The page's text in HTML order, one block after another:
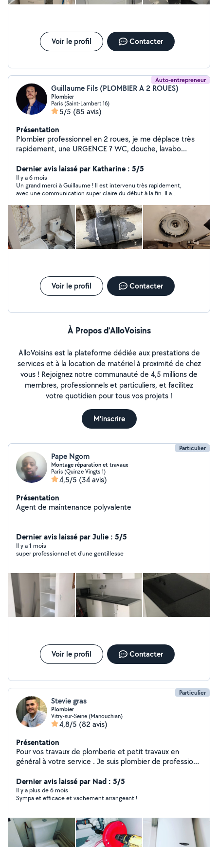
Voir le profil Contacter
Auto-entrepreneur
Guillaume Fils (PLOMBIER A 2 ROUES)
Plombier
Paris (Saint-Lambert 16)
5/5 (85 avis)
Présentation
Plombier professionnel en 2 roues, je me déplace très
rapidement, une URGENCE ? WC, douche, lavabo
également la rénovation ou la création de réseau d'eau
dans les cuisines et salle de bain. Rénovation complète
de votre salle de bain, WC, cuisine avec devis sérieux et
détaillé. Installation WC, lavabo, ballon, robinetterie,
etc.. À bientôt. Google : Plombier à 2 roues
https://g.co/kgs/q4GquXf PS: Il est possible que je ne
puisse répondre à certaines demandes privées, si vous
êtes hors de mon périmètre de 5km. Dans ce cas
n'hésitez pas à me téléphoner directement. Merci
Dernier avis laissé par Katharine : 5/5
Il y a 6 mois
Un grand merci à Guillaume ! Il est intervenu très rapidement,
avec une communication super claire du début à la fin. Il a
surtout il a réglé un problème de canalisations qui sentaient
mauvais. Travail soigné, efficace, prix très correct, et vraiment
sympa. Je recommande Guillaume les yeux fermés !
Voir le profil Contacter
À Propos d’AlloVoisins
AlloVoisins est la plateforme dédiée aux prestations de
services et à la location de matériel à proximité de chez
vous ! Rejoignez notre communauté de 4,5 millions de
membres, professionnels et particuliers, et facilitez
votre quotidien pour tous vos projets !
M'inscrire
Particulier
Pape Ngom
Montage réparation et travaux
Paris (Quinze Vingts 1)
4,5/5 (34 avis)
Présentation
Agent de maintenance polyvalente
Dernier avis laissé par Julie : 5/5
Il y a 1 mois
super professionnel et d'une gentillesse
Voir le profil Contacter
Particulier
Stevie gras
Plombier
Vitry-sur-Seine (Manouchian)
4,8/5 (82 avis)
Présentation
Pour vos travaux de plomberie et petit travaux en
général à votre service . Je suis plombier de profession
effectuer sur mon profil. Mon numéro est disponible sur
mon profil si je ne suis pas dans votre zone
Dernier avis laissé par Nad : 5/5
Il y a plus de 6 mois
Sympa et efficace et vachement arrangeant !